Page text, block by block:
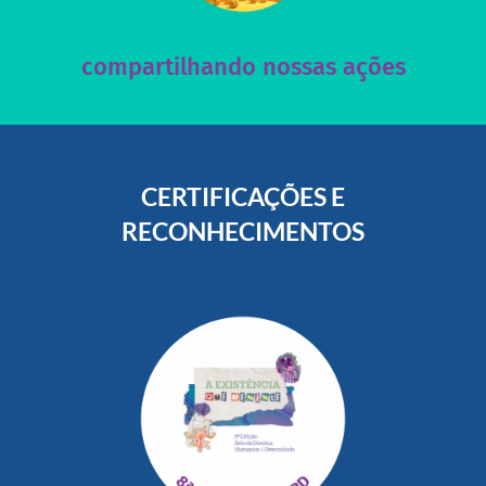
compartilhando nossas ações
Acesse nossas redes sociais e nos ajude compartilhando
CERTIFICAÇÕES E
RECONHECIMENTOS